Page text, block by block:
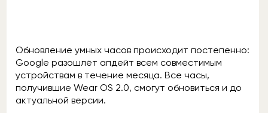
Обновление умных часов происходит постепенно:
Google разошлёт апдейт всем совместимым
устройствам в течение месяца. Все часы,
получившие Wear OS 2.0, смогут обновиться и до
актуальной версии.